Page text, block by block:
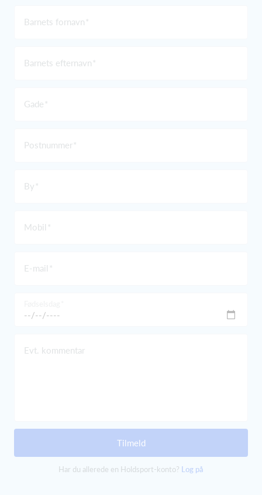
Barnets fornavn
Barnets efternavn
Gade
Postnummer
By
Mobil
E-mail
Evt. kommentar
Tilmeld
Har du allerede en Holdsport-konto? Log på